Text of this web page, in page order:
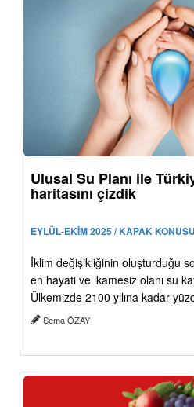
Ulusal Su Planı ile
haritasını çizdik
EYLÜL-EKİM 2025 / KAPAK KONUSU
İklim değişikliğinin oluşturduğu
en hayati ve ikamesiz olanı su
Ülkemizde 2100 yılına kadar
Sema ÖZAY